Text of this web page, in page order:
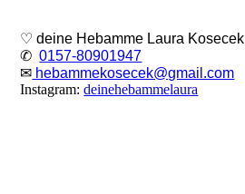
♡ deine Hebamme Laura Kosecek
✆0157-80901947
✉ hebammekosecek@gmail.com
Instagram:deinehebammelaura